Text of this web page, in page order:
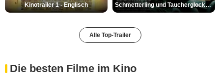
Kinotrailer 1 - Englisch Schmetterling und Taucherglocke Trailer DF
Alle Top-Trailer
Die besten Filme im Kino